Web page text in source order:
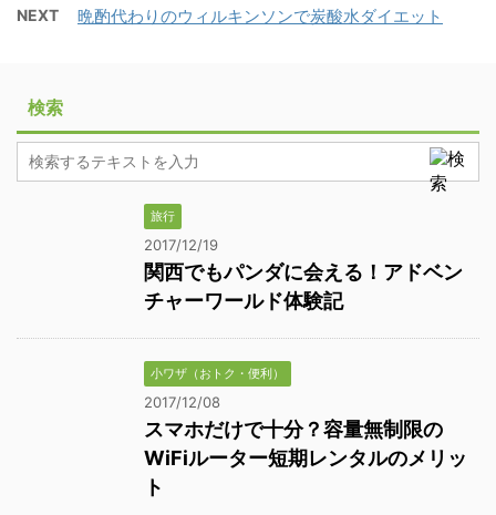
NEXT 晩酌代わりのウィルキンソンで炭酸水ダイエット
検索
旅行
2017/12/19
関西でもパンダに会える！アドベン
チャーワールド体験記
小ワザ（おトク・便利）
2017/12/08
スマホだけで十分？容量無制限の
WiFiルーター短期レンタルのメリッ
ト